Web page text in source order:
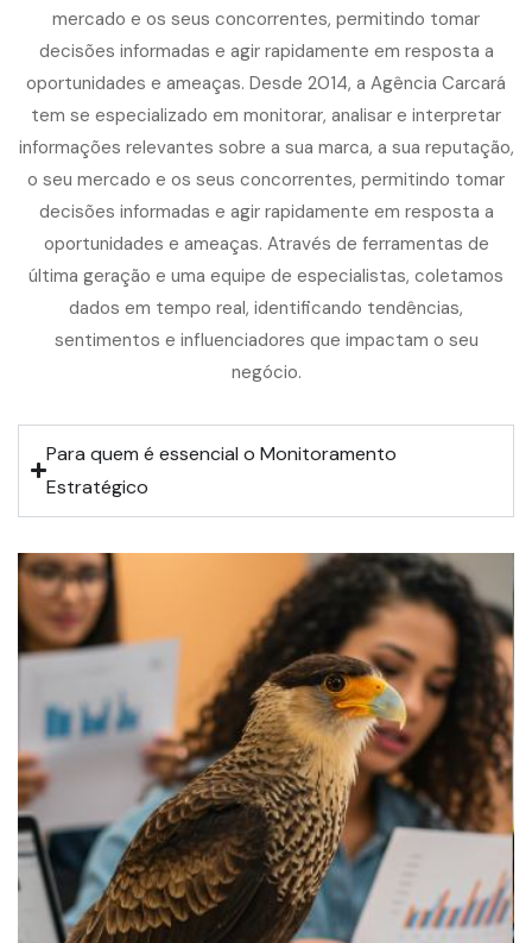
mercado e os seus concorrentes, permitindo tomar
decisões informadas e agir rapidamente em resposta a
oportunidades e ameaças. Desde 2014, a Agência Carcará
tem se especializado em monitorar, analisar e interpretar
informações relevantes sobre a sua marca, a sua reputação,
o seu mercado e os seus concorrentes, permitindo tomar
decisões informadas e agir rapidamente em resposta a
oportunidades e ameaças. Através de ferramentas de
última geração e uma equipe de especialistas, coletamos
dados em tempo real, identificando tendências,
sentimentos e influenciadores que impactam o seu
negócio.
Para quem é essencial o Monitoramento
Estratégico